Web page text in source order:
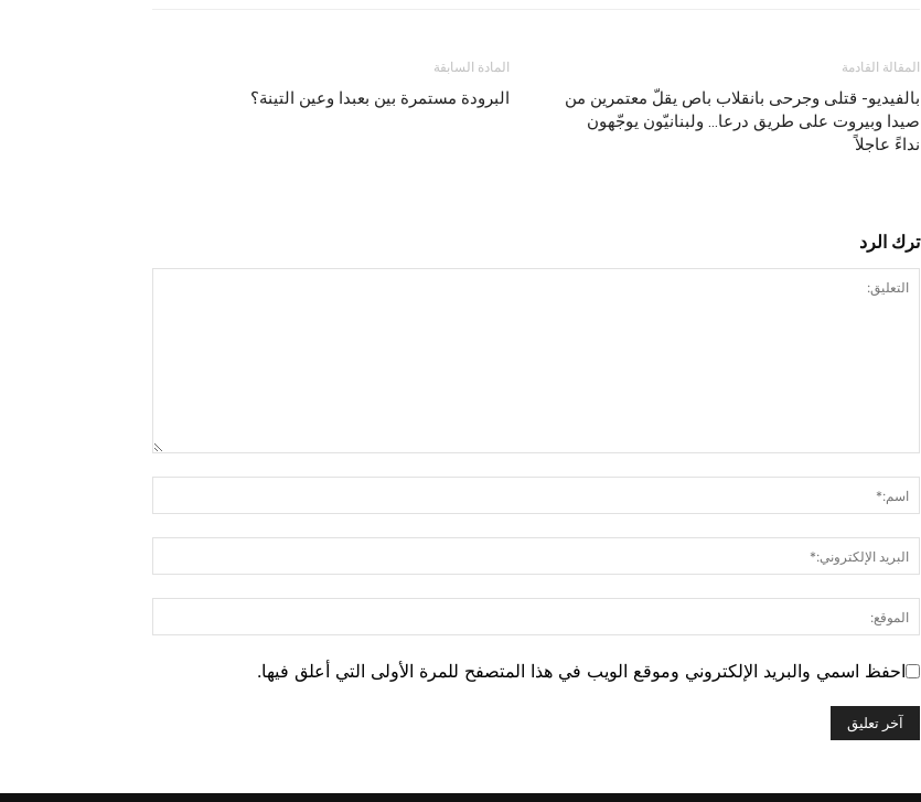
المادة السابقة
البرودة مستمرة بين بعبدا وعين التينة؟
المقالة القادمة
بالفيديو- قتلى وجرحى بانقلاب باص يقلّ معتمرين من
صيدا وبيروت على طريق درعا… ولبنانيّون يوجّهون
نداءً عاجلاً
ترك الرد
احفظ اسمي والبريد الإلكتروني وموقع الويب في هذا المتصفح للمرة الأولى التي أعلق فيها.